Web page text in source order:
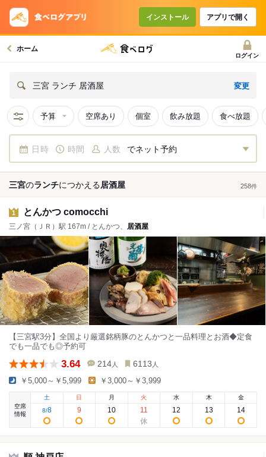
インストール アプリで開く
ホーム
ログイン
三宮 ランチ 居酒屋 変更
予算 空席あり 個室 飲み放題 食べ放題
日時 時間 人数 でネット予約
三宮のランチにつかえる居酒屋 258件
1 とんかつ comocchi
三ノ宮（ＪＲ）駅 167m / とんかつ、 居酒屋
【三宮駅3分】全国より厳選銘柄豚のとんかつと一品料理とお酒◆定食
でも一品でも◎予約可
3.64 214 人 6113 人
￥5,000～￥5,999 ￥3,000～￥3,999
空席
情報
土
8/8
日
9
月
10
火
11
水
12
木
13
金
14